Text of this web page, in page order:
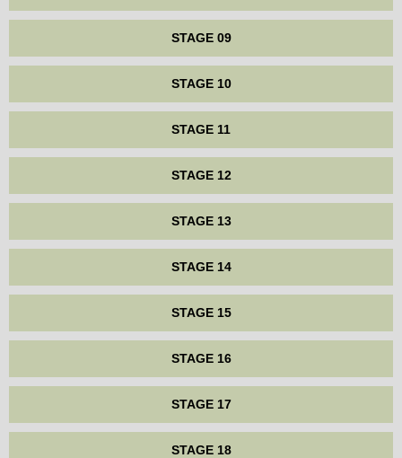
STAGE 09
STAGE 10
STAGE 11
STAGE 12
STAGE 13
STAGE 14
STAGE 15
STAGE 16
STAGE 17
STAGE 18